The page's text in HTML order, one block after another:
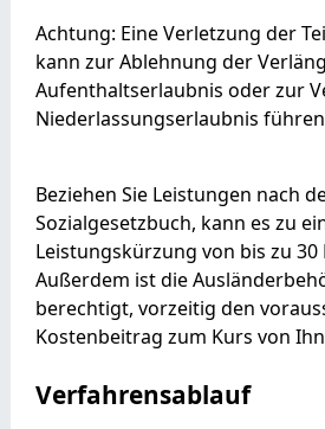
Achtung: Eine Verletzung der
kann zur Ablehnung der
Aufenthaltserlaubnis oder zur
Niederlassungserlaubnis
Beziehen Sie Leistungen nach
Sozialgesetzbuch, kann es zu
Leistungskürzung von bis zu
Außerdem ist die
berechtigt, vorzeitig den
Kostenbeitrag zum Kurs von
Verfahrensablauf